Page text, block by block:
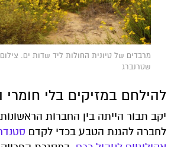
מרבדים של טיונית החולות ליד שדות ים.
שטרנברג
להילחם במזיקים בלי
יקב תבור הייתה בין החברות
לחברה להגנת הטבע בכדי לקדם